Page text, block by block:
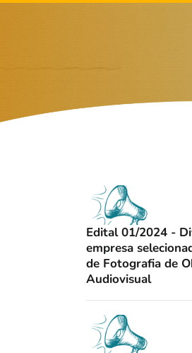
Edital 01/2024 -
empresa
de Fotografia de
Audiovisual